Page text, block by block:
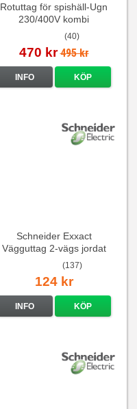
Rotuttag för spishäll-Ugn
230/400V kombi
(40)
470 kr 495 kr
INFO KÖP
Schneider Exxact
Vägguttag 2-vägs jordat
Vit standarduttag
(137)
124 kr
INFO KÖP